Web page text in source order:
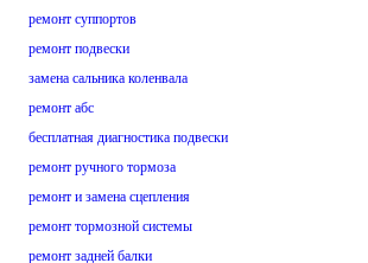
ремонт суппортов
ремонт подвески
замена сальника коленвала
ремонт абс
бесплатная диагностика подвески
ремонт ручного тормоза
ремонт и замена сцепления
ремонт тормозной системы
ремонт задней балки